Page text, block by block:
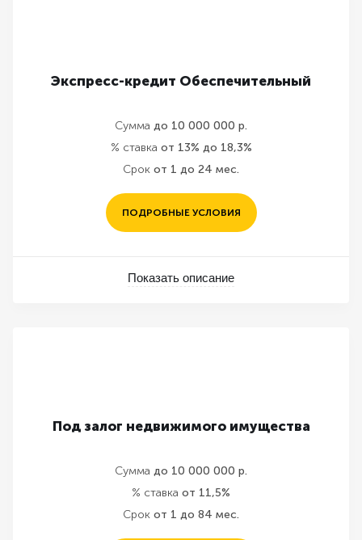
Экспресс-кредит Обеспечительный
Сумма до 10 000 000 р.
% ставка от 13% до 18,3%
Срок от 1 до 24 мес.
ПОДРОБНЫЕ УСЛОВИЯ
Показать описание
Под залог недвижимого имущества
Сумма до 10 000 000 р.
% ставка от 11,5%
Срок от 1 до 84 мес.